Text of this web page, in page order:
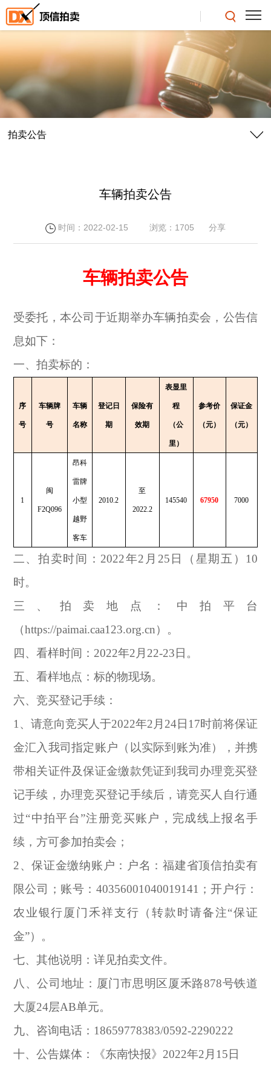
拍卖公告
车辆拍卖公告
时间：2022-02-15 浏览：1705 分享
车辆拍卖公告
受委托，本公司于近期举办车辆拍卖会，公告信
息如下：
一、拍卖标的：
序
号
车辆牌
号
车辆
名称
登记日
期
保险有
效期
表显里
程
（公
里）
参考价
（元）
保证金
（元）
1
闽
F2Q096
昂科
雷牌
小型
越野
客车
2010.2
至
2022.2
145540 67950 7000
二、拍卖时间：2022年2月25日（星期五）10
时。
三、拍卖地点：中拍平台
（https://paimai.caa123.org.cn）。
四、看样时间：2022年2月22-23日。
五、看样地点：标的物现场。
六、竞买登记手续：
1 、请意向竞买人于2022年2月24日17时前将保证
金汇入我司指定账户（以实际到账为准），并携
带相关证件及保证金缴款凭证到我司办理竞买登
记手续，办理竞买登记手续后，请竞买人自行通
过“中拍平台”注册竞买账户，完成线上报名手
续，方可参加拍卖会；
2、保证金缴纳账户：户名：福建省顶信拍卖有
限公司；账号：40356001040019141；开户行：
农业银行厦门禾祥支行（转款时请备注“保证
金”）。
七、其他说明：详见拍卖文件。
八、公司地址：厦门市思明区厦禾路878号铁道
大厦24层AB单元。
九、咨询电话：18659778383/0592-2290222
十、公告媒体：《东南快报》2022年2月15日